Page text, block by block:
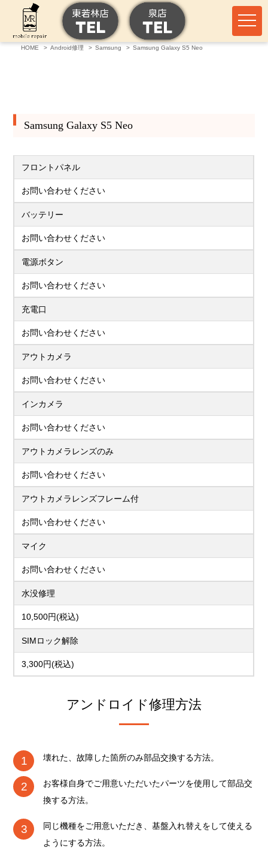
HOME Android修理 Samsung Samsung Galaxy S5 Neo
Samsung Galaxy S5 Neo
フロントパネル
お問い合わせください
バッテリー
お問い合わせください
電源ボタン
お問い合わせください
充電口
お問い合わせください
アウトカメラ
お問い合わせください
インカメラ
お問い合わせください
アウトカメラレンズのみ
お問い合わせください
アウトカメラレンズフレーム付
お問い合わせください
マイク
お問い合わせください
水没修理
10,500円(税込)
SIMロック解除
3,300円(税込)
アンドロイド修理方法
壊れた、故障した箇所のみ部品交換する方法。
お客様自身でご用意いただいたパーツを使用して部品交
換する方法。
同じ機種をご用意いただき、基盤入れ替えをして使える
ようにする方法。